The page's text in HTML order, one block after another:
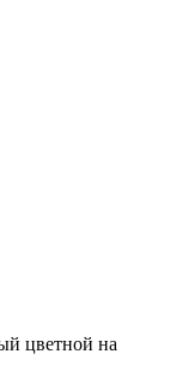
цветной на